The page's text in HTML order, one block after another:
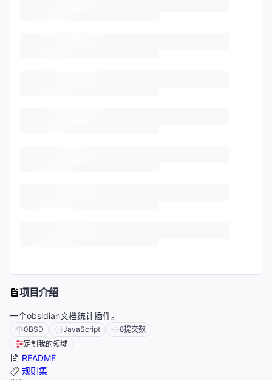
项目介绍
一个obsidian文档统计插件。
0BSD JavaScript 8提交数
定制我的领域
README
规则集